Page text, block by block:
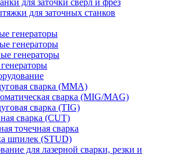
для заточки сверл и фрез
для заточных станков
генераторы
генераторы
генераторы
сварка (MMA)
сварка (MIG/MAG)
сварка (TIG)
сварка (CUT)
точечная сварка
шпилек (STUD)
для лазерной сварки, резки и